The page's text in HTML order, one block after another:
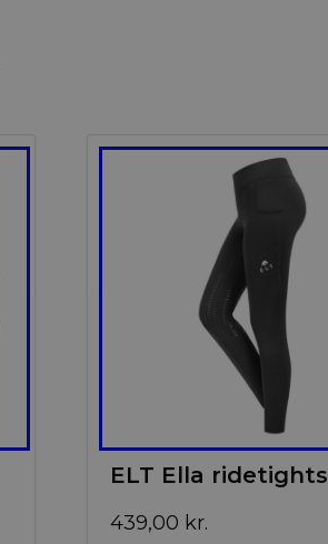
ELT Ella ridetights
439,00 kr.